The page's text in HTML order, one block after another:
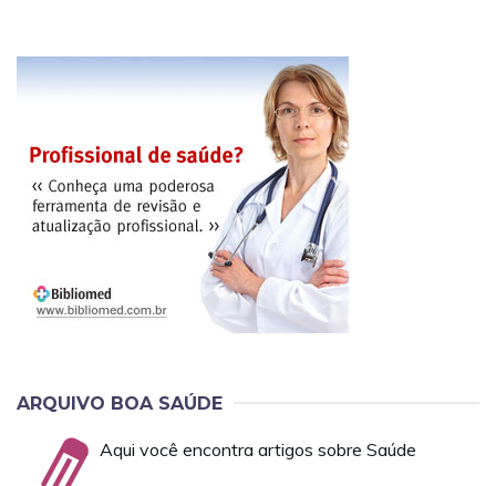
ARQUIVO BOA SAÚDE
Aqui você encontra artigos sobre Saúde